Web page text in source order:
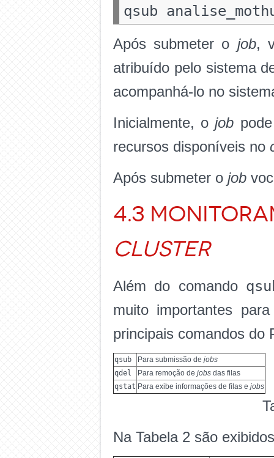
Após submeter o job,
atribuído pelo sistema
acompanhá-lo no
Inicialmente, ojob
recursos disponíveis no
Após submeter o job
4.3
cluster
Além do comando
muito importantes
principais comandos do
qsub Para submissão de jobs
qdel
Para remoção de jobs das filas
qstat Para exibe informações de filas e jobs
Na Tabela 2 são